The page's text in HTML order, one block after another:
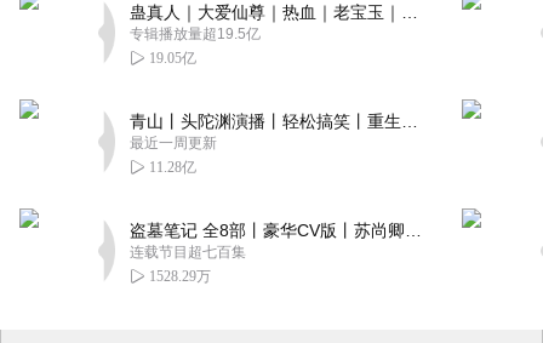
专辑播放量超19.5亿
19.05亿
最近一周更新
11.28亿
连载节目超七百集
1528.29万